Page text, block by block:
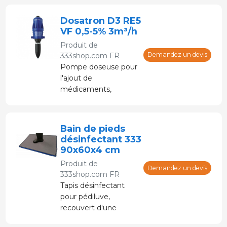
électricité.
Dosatron D3 RE5
VF 0,5-5% 3m³/h
Produit de
333shop.com FR
Pompe doseuse pour
l'ajout de
médicaments,
sous pression sans
électricité.
Demandez un devis
Bain de pieds
désinfectant 333
90x60x4 cm
Produit de
333shop.com FR
Tapis désinfectant
pour pédiluve,
recouvert d'une
Demandez un devis